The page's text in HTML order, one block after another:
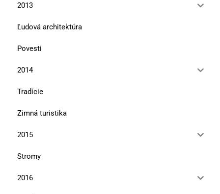
2013
Ľudová architektúra
Povesti
2014
Tradície
Zimná turistika
2015
Stromy
2016